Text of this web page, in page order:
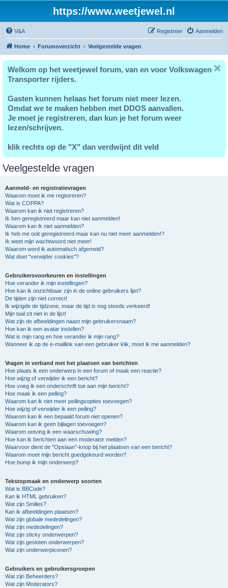
https://www.weetjewel.nl
V&A Aanmelden
Registreer
Home Forumoverzicht Veelgestelde vragen
Welkom op het weetjewel forum, van en voor Volkswagen
Transporter rijders.
Gasten kunnen helaas het forum niet meer lezen.
Omdat we te maken hebben met DDOS aanvallen.
Je moet je registreren, dan kun je het forum weer
lezen/schrijven.
klik rechts op de "X" dan verdwijnt dit veld
Veelgestelde vragen
Aanmeld- en registratievragen
Waarom moet ik me registreren?
Wat is COPPA?
Waarom kan ik niet registreren?
Ik ben geregistreerd maar kan niet aanmelden!
Waarom kan ik niet aanmelden?
Ik heb me ooit geregistreerd maar kan nu niet meer aanmelden!?
Ik weet mijn wachtwoord niet meer!
Waarom word ik automatisch afgemeld?
Wat doet "verwijder cookies"?
Gebruikersvoorkeuren en instellingen
Hoe verander ik mijn instellingen?
Hoe kan ik onzichtbaar zijn in de online gebruikers lijst?
De tijden zijn niet correct!
Ik wijzigde de tijdzone, maar de tijd is nog steeds verkeerd!
Mijn taal zit niet in de lijst!
Wat zijn de afbeeldingen naast mijn gebruikersnaam?
Hoe kan ik een avatar instellen?
Wat is mijn rang en hoe verander ik mijn rang?
Wanneer ik op de e-maillink van een gebruiker klik, moet ik me aanmelden?
Vragen in verband met het plaatsen van berichten
Hoe plaats ik een onderwerp in een forum of maak een reactie?
Hoe wijzig of verwijder ik een bericht?
Hoe voeg ik een onderschrift toe aan mijn bericht?
Hoe maak ik een peiling?
Waarom kan ik niet meer peilingsopties toevoegen?
Hoe wijzig of verwijder ik een peiling?
Waarom kan ik een bepaald forum niet openen?
Waarom kan ik geen bijlagen toevoegen?
Waarom ontving ik een waarschuwing?
Hoe kan ik berichten aan een moderator melden?
Waarvoor dient de "Opslaan"-knop bij het plaatsen van een bericht?
Waarom moet mijn bericht goedgekeurd worden?
Hoe bump ik mijn onderwerp?
Tekstopmaak en onderwerp soorten
Wat is BBCode?
Kan ik HTML gebruiken?
Wat zijn Smilies?
Kan ik afbeeldingen plaatsen?
Wat zijn globale mededelingen?
Wat zijn mededelingen?
Wat zijn sticky onderwerpen?
Wat zijn gesloten onderwerpen?
Wat zijn onderwerpiconen?
Gebruikers en gebruikersgroepen
Wat zijn Beheerders?
Wat zijn Moderators?